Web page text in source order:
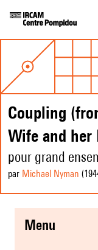
Coupling
Wife and her
pour grand
par Michael Nyman
menu